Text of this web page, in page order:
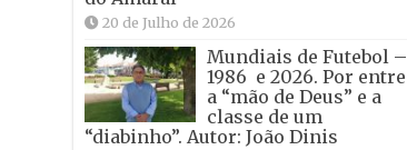
20 de Julho de 2026
Mundiais de Futebol –
1986 e 2026. Por entre
a “mão de Deus” e a
classe de um
“diabinho”. Autor: João Dinis